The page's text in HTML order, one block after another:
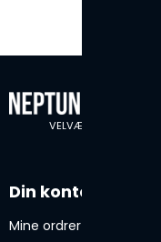
VELVÆRE SIDEN 1974
Din konto
Mine ordrer